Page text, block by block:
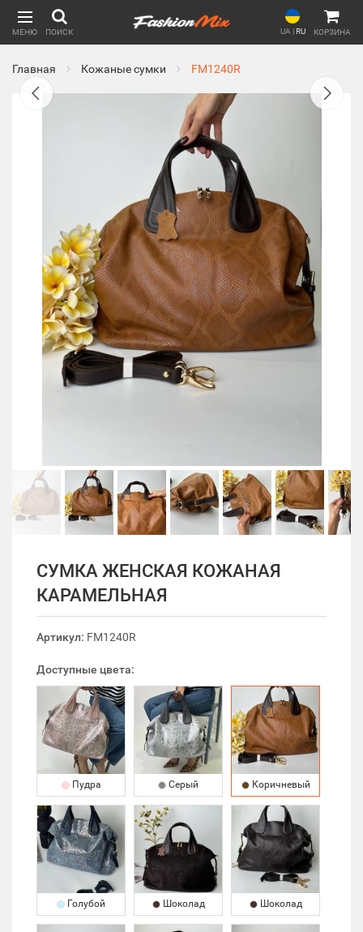
МЕНЮ ПОИСК UA |RU КОРЗИНА
Главная Кожаные сумки FM1240R
СУМКА ЖЕНСКАЯ КОЖАНАЯ
КАРАМЕЛЬНАЯ
Артикул: FM1240R
Доступные цвета:
Пудра Серый Коричневый
Голубой Шоколад Шоколад